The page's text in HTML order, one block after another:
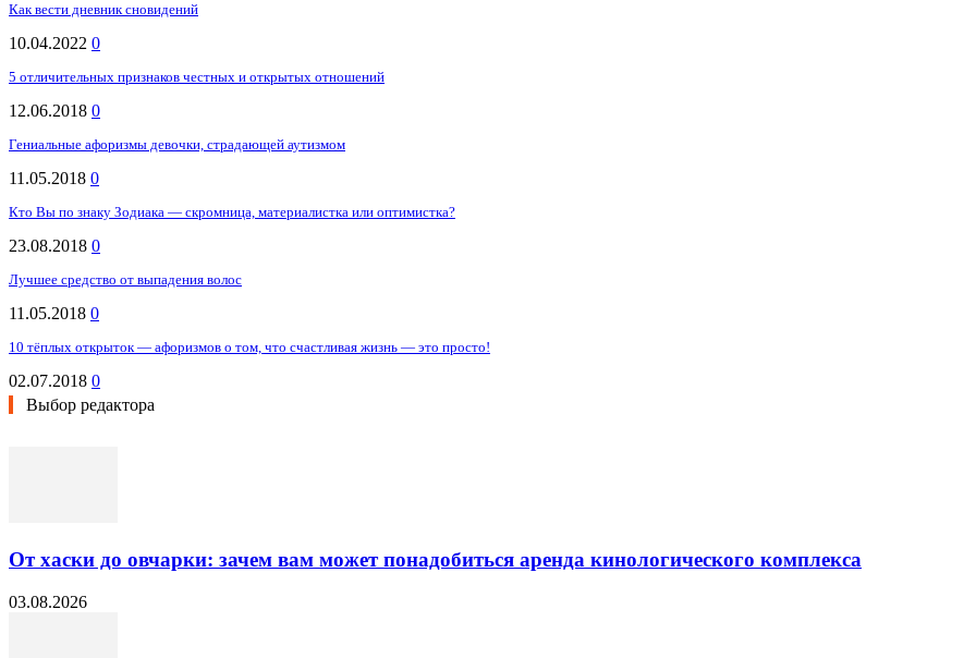
Как вести дневник сновидений
10.04.2022 0
5 отличительных признаков честных и открытых отношений
12.06.2018 0
Гениальные афоризмы девочки, страдающей аутизмом
11.05.2018 0
Кто Вы по знаку Зодиака — скромница, материалистка или оптимистка?
23.08.2018 0
Лучшее средство от выпадения волос
11.05.2018 0
10 тёплых открыток — афоризмов о том, что счастливая жизнь — это просто!
02.07.2018 0
Выбор редактора
От хаски до овчарки: зачем вам может понадобиться аренда кинологического комплекса
03.08.2026